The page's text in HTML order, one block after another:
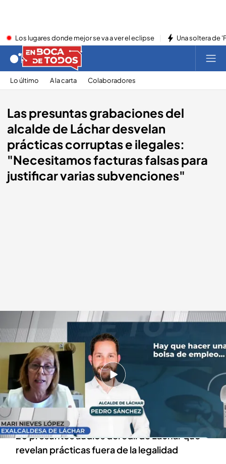
Los lugares donde mejor se va a ver el eclipse Una soltera de
Lo último A la carta Colaboradores
Las presuntas grabaciones del
alcalde de Láchar desvelan
prácticas corruptas e ilegales:
"Necesitamos facturas falsas para
justificar varias subvenciones"
Mari Nieves López, exalcaldesa de Láchar cuatro.com
En boca de todos
09 MAY 2024 - 13:22h.
Así son las supuestas grabaciones recogidas
en el despacho del alcalde de Láchar, en
Granada
20 presuntos audios del edil de Láchar que
revelan prácticas fuera de la legalidad